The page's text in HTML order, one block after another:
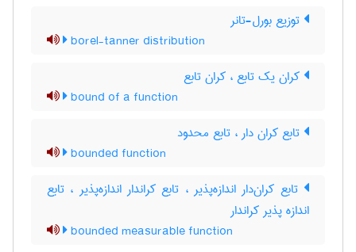
توزیع بورل-تانر
borel-tanner distribution
کران یک تابع ، کران تابع
bound of a function
تابع کران دار ، تابع محدود
bounded function
تابع کران‌دار اندازه‌پذیر ، تابع کراندار اندازه‌پذیر ، تابع
اندازه پذیر کراندار
bounded measurable function